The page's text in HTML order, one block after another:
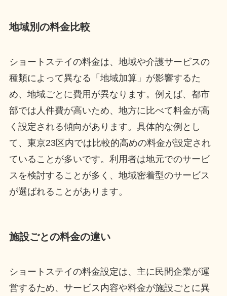
地域別の料金比較
ショートステイの料金は、地域や介護サービスの
種類によって異なる「地域加算」が影響するた
め、地域ごとに費用が異なります。例えば、都市
部では人件費が高いため、地方に比べて料金が高
く設定される傾向があります。具体的な例とし
て、東京23区内では比較的高めの料金が設定され
ていることが多いです。利用者は地元でのサービ
スを検討することが多く、地域密着型のサービス
が選ばれることがあります。
施設ごとの料金の違い
ショートステイの料金設定は、主に民間企業が運
営するため、サービス内容や料金が施設ごとに異